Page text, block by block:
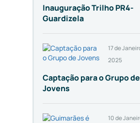
Inauguração Trilho PR4-
Guardizela
17 de
2025
Captação para o Grupo de
Jovens
10 de